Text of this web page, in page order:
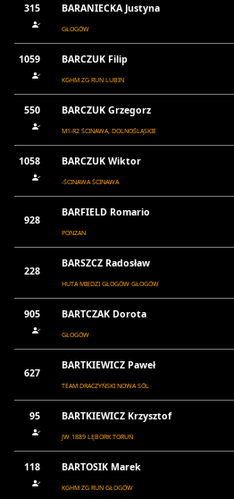
315 BARANIECKA Justyna
GŁOGÓW
1059 BARCZUK Filip
KGHM ZG RUN LUBIN
550 BARCZUK Grzegorz
M1-R2 ŚCINAWA, DOLNOŚLĄSKIE
1058 BARCZUK Wiktor
-ŚCINAWA ŚCINAWA
928
BARFIELD Romario
PONZAN
228
BARSZCZ Radosław
HUTA MIEDZI GŁOGÓW GŁOGÓW
905 BARTCZAK Dorota
GŁOGÓW
627
BARTKIEWICZ Paweł
TEAM DRACZYŃSKI NOWA SÓL
95 BARTKIEWICZ Krzysztof
JW 1889 LĘBORK TORUŃ
118 BARTOSIK Marek
KGHM ZG RUN GŁOGÓW